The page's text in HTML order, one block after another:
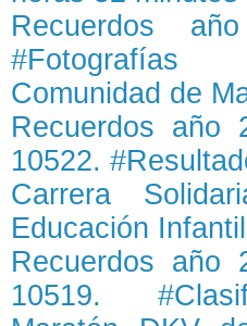
Recuerdos
Comunidad de
Recuerdos año
10522.
Carrera
Educación
Recuerdos año
10519.